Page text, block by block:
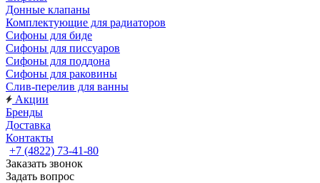
Донные клапаны
Комплектующие для радиаторов
Сифоны для биде
Сифоны для писсуаров
Сифоны для поддона
Сифоны для раковины
Слив-перелив для ванны
Акции
Бренды
Доставка
Контакты
+7 (4822) 73-41-80
Заказать звонок
Задать вопрос